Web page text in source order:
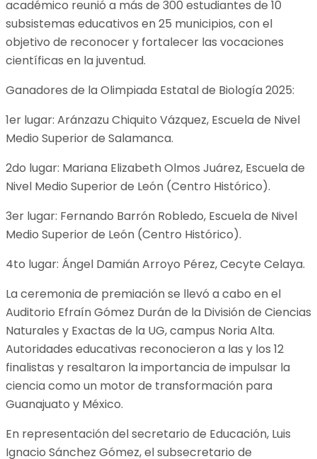
académico reunió a más de 300 estudiantes de 10
subsistemas educativos en 25 municipios, con el
objetivo de reconocer y fortalecer las vocaciones
científicas en la juventud.
Ganadores de la Olimpiada Estatal de Biología 2025:
1er lugar: Aránzazu Chiquito Vázquez, Escuela de Nivel
Medio Superior de Salamanca.
2do lugar: Mariana Elizabeth Olmos Juárez, Escuela de
Nivel Medio Superior de León (Centro Histórico).
3er lugar: Fernando Barrón Robledo, Escuela de Nivel
Medio Superior de León (Centro Histórico).
4to lugar: Ángel Damián Arroyo Pérez, Cecyte Celaya.
La ceremonia de premiación se llevó a cabo en el
Auditorio Efraín Gómez Durán de la División de Ciencias
Naturales y Exactas de la UG, campus Noria Alta.
Autoridades educativas reconocieron a las y los 12
finalistas y resaltaron la importancia de impulsar la
ciencia como un motor de transformación para
Guanajuato y México.
En representación del secretario de Educación, Luis
Ignacio Sánchez Gómez, el subsecretario de